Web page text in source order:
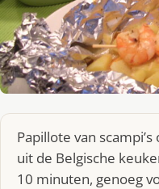
Papillote van
uit de Belgische
10 minuten, genoeg